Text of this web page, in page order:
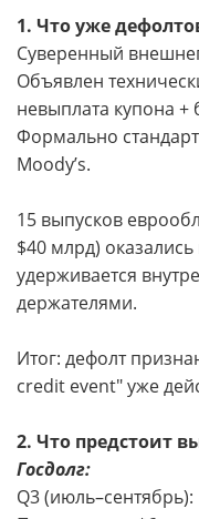
1. Что уже
Суверенный
Объявлен
невыплата купона +
Формально
Moody’s.
15 выпусков
$40 млрд)
удерживается
держателями.
Итог: дефолт
credit event" уже
2. Что предстоит
Госдолг:
Q3 (июль–сентябрь):